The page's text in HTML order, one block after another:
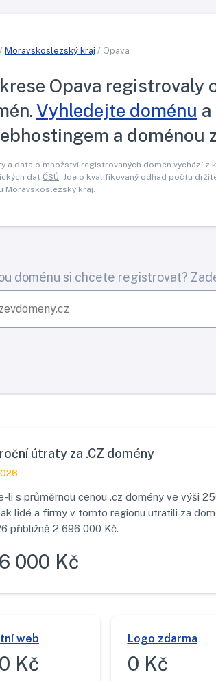
/ Moravskoslezský kraj / Opava
Opava registrovaly
Vyhledejte doménu
a doménou
a data o množství registrovaných domén vychází z
dat ČSÚ. Jde o kvalifikovaný odhad počtu
Moravskoslezský kraj.
doménu si chcete registrovat?
útraty za .CZ domény
li s průměrnou cenou .cz domény ve výši
lidé a firmy v tomto regionu utratili za
přibližně 2 696 000 Kč.
000 Kč
web
Kč
Logo zdarma
0 Kč